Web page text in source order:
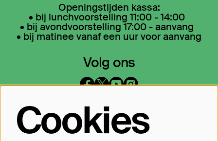
Openingstijden kassa:
• bij lunchvoorstelling 11:00 - 14:00
• bij avondvoorstelling 17:00 - aanvang
• bij matinee vanaf een uur voor aanvang
Volg ons
Op de hoogte blijven?
Cookies